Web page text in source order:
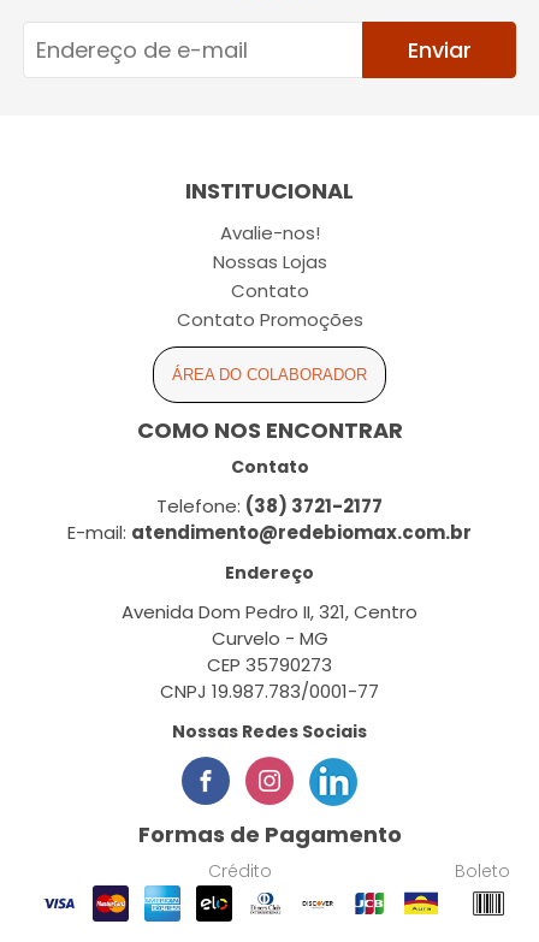
Enviar
INSTITUCIONAL
Avalie-nos!
Nossas Lojas
Contato
Contato Promoções
ÁREA DO COLABORADOR
COMO NOS ENCONTRAR
Contato
Telefone: (38) 3721-2177
E-mail: atendimento@redebiomax.com.br
Endereço
Avenida Dom Pedro II, 321, Centro
Curvelo - MG
CEP 35790273
CNPJ 19.987.783/0001-77
Nossas Redes Sociais
Formas de Pagamento
Crédito Boleto